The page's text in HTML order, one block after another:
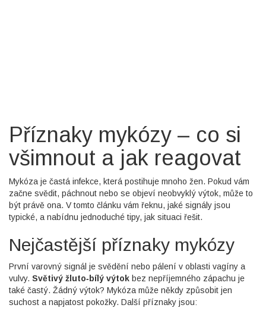
Příznaky mykózy – co si
všimnout a jak reagovat
Mykóza je častá infekce, která postihuje mnoho žen. Pokud vám
začne svědit, páchnout nebo se objeví neobvyklý výtok, může to
být právě ona. V tomto článku vám řeknu, jaké signály jsou
typické, a nabídnu jednoduché tipy, jak situaci řešit.
Nejčastější příznaky mykózy
První varovný signál je svědění nebo pálení v oblasti vagíny a
vulvy. Světivý žluto‑bílý výtok bez nepříjemného zápachu je
také častý. Žádný výtok? Mykóza může někdy způsobit jen
suchost a napjatost pokožky. Další příznaky jsou: